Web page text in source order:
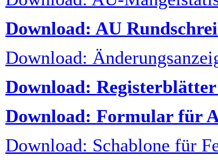
Download: AU
Download:
Download:
Download: Formular für
Download: Schablone für